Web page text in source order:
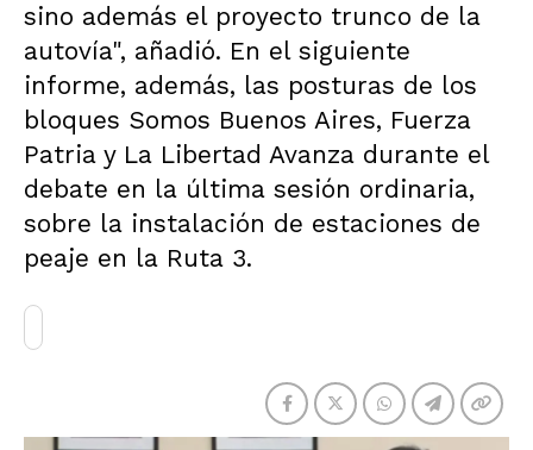
sino además el proyecto trunco de la
autovía", añadió. En el siguiente
informe, además, las posturas de los
bloques Somos Buenos Aires, Fuerza
Patria y La Libertad Avanza durante el
debate en la última sesión ordinaria,
sobre la instalación de estaciones de
peaje en la Ruta 3.